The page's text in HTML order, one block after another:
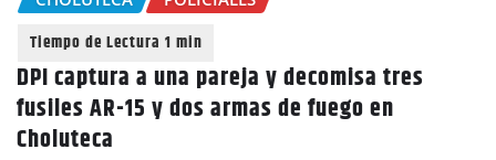
DPI captura a una pareja y decomisa tres
fusiles AR-15 y dos armas de fuego en
Choluteca